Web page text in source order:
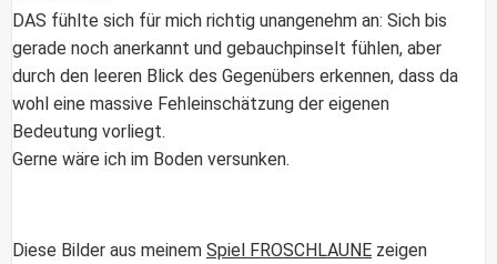
DAS fühlte sich für mich richtig unangenehm an: Sich bis
gerade noch anerkannt und gebauchpinselt fühlen, aber
durch den leeren Blick des Gegenübers erkennen, dass da
wohl eine massive Fehleinschätzung der eigenen
Bedeutung vorliegt.
Gerne wäre ich im Boden versunken.
Diese Bilder aus meinem Spiel FROSCHLAUNE zeigen